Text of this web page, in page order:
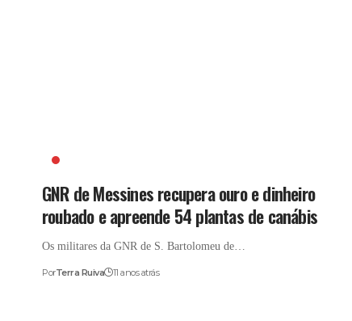
GNR de Messines recupera ouro e dinheiro
roubado e apreende 54 plantas de canábis
Os militares da GNR de S. Bartolomeu de…
PorTerra Ruiva 11 anos atrás